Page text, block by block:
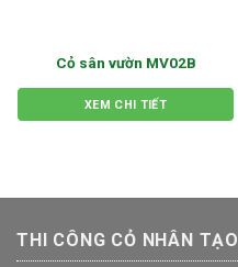
Cỏ sân vườn MV02B
XEM CHI TIẾT
THI CÔNG CỎ NHÂN TẠO